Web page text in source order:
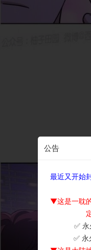
公告
最近又开始
▼这是一耽
✅
✅